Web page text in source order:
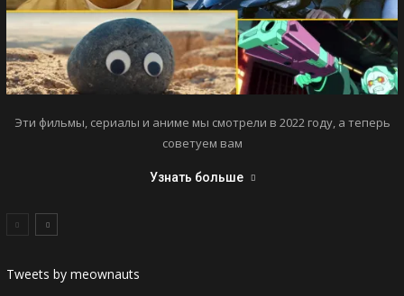
Эти фильмы, сериалы и аниме мы смотрели в 2022 году, а теперь
советуем вам
Узнать больше
Tweets by meownauts